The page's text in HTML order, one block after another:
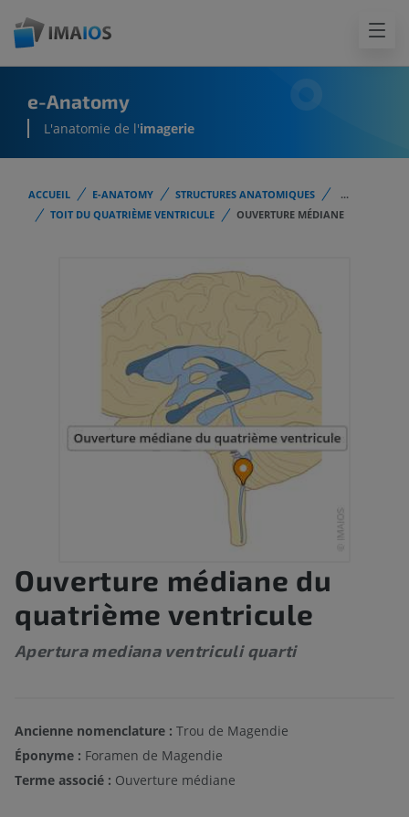
e-Anatomy
L'anatomie de l'imagerie
ACCUEIL E-ANATOMY STRUCTURES ANATOMIQUES
...
TOIT DU QUATRIÈME VENTRICULE
OUVERTURE MÉDIANE
Ouverture médiane du
quatrième ventricule
Apertura mediana ventriculi quarti
Ancienne nomenclature : Trou de Magendie
Éponyme : Foramen de Magendie
Terme associé : Ouverture médiane